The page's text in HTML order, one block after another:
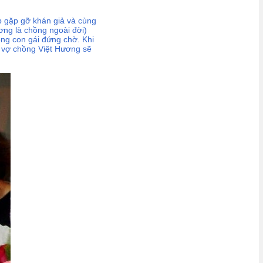
gặp gỡ khán giả và cùng
là chồng ngoài đời)
con gái đứng chờ. Khi
chồng Việt Hương sẽ